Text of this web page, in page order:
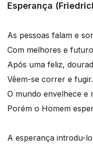
Esperança
As pessoas falam e
Com melhores e
Após uma feliz,
Vêem-se correr e fugir.
O mundo envelhece e
Porém o Homem
A esperança introdu-